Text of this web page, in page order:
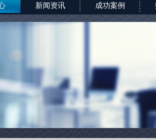
新闻资讯 成功案例